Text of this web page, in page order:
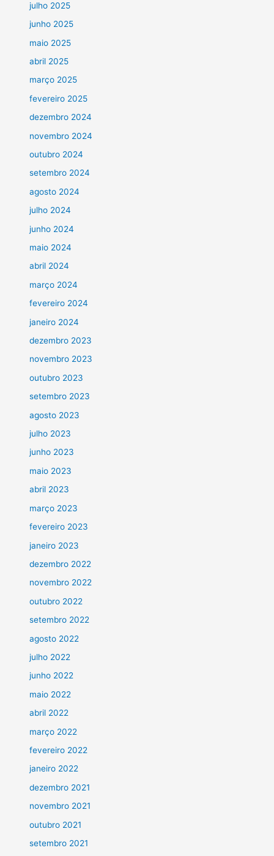
julho 2025
junho 2025
maio 2025
abril 2025
março 2025
fevereiro 2025
dezembro 2024
novembro 2024
outubro 2024
setembro 2024
agosto 2024
julho 2024
junho 2024
maio 2024
abril 2024
março 2024
fevereiro 2024
janeiro 2024
dezembro 2023
novembro 2023
outubro 2023
setembro 2023
agosto 2023
julho 2023
junho 2023
maio 2023
abril 2023
março 2023
fevereiro 2023
janeiro 2023
dezembro 2022
novembro 2022
outubro 2022
setembro 2022
agosto 2022
julho 2022
junho 2022
maio 2022
abril 2022
março 2022
fevereiro 2022
janeiro 2022
dezembro 2021
novembro 2021
outubro 2021
setembro 2021